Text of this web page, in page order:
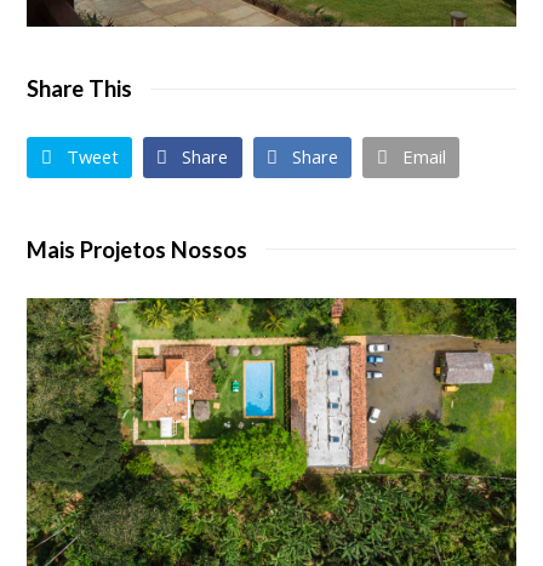
Share This
Tweet Share Share Email
Mais Projetos Nossos